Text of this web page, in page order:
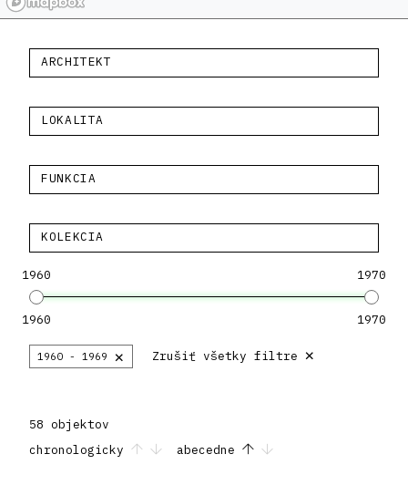
ARCHITEKT
LOKALITA
FUNKCIA
KOLEKCIA
1960 1970
1960 1970
1960 - 1969 × Zrušiť všetky filtre ×
58 objektov
chronologicky
abecedne